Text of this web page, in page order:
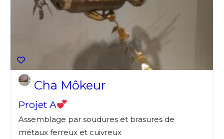
Cha Môkeur
Projet A
Assemblage par soudures et brasures de
métaux ferreux et cuivreux